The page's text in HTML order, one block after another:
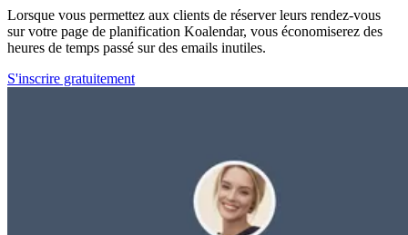
Lorsque vous permettez aux clients de réserver leurs rendez-vous
sur votre page de planification Koalendar, vous économiserez des
heures de temps passé sur des emails inutiles.
S'inscrire gratuitement